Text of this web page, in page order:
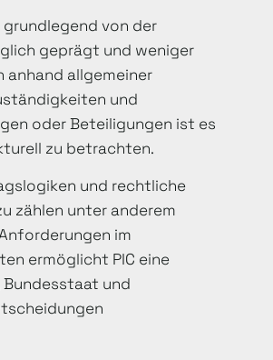
von der
geprägt und weniger
allgemeiner
und
oder Beteiligungen ist es
zu betrachten.
und rechtliche
zählen unter anderem
im
ermöglicht PIC eine
und